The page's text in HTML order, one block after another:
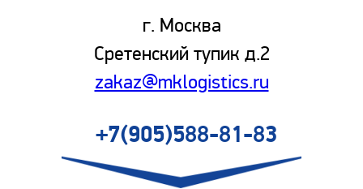
г. Москва
Сретенский тупик д.2
zakaz@mklogistics.ru
+7(905)588-81-83